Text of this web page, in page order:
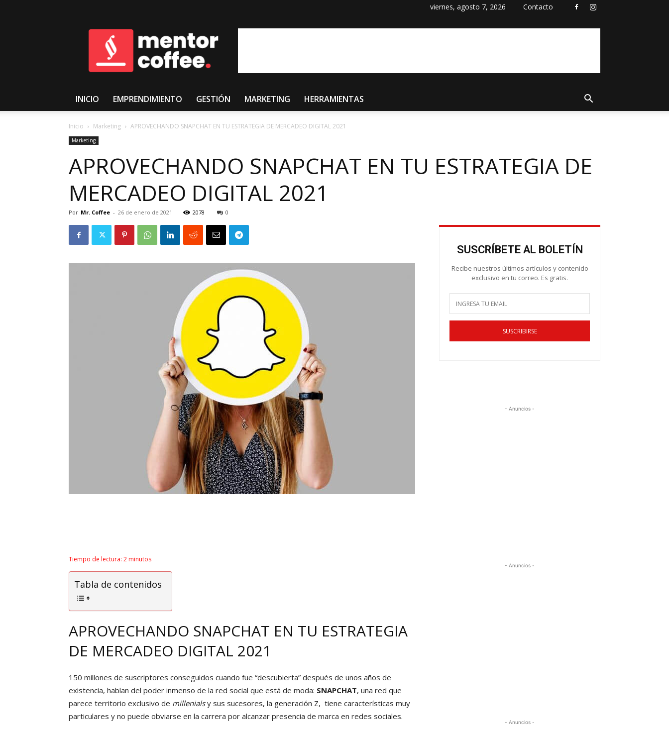
viernes, agosto 7, 2026 Contacto
𝑴𝒆𝒏𝒕𝒐𝒓𝑪𝒐𝒇𝒇𝒆𝒆
INICIO EMPRENDIMIENTO GESTIÓN MARKETING HERRAMIENTAS
Inicio Marketing APROVECHANDO SNAPCHAT EN TU ESTRATEGIA DE MERCADEO DIGITAL 2021
Marketing
APROVECHANDO SNAPCHAT EN TU ESTRATEGIA DE
MERCADEO DIGITAL 2021
Por Mr. Coffee - 26 de enero de 2021 2078 0
Tiempo de lectura: 2minutos
Tabla de contenidos
APROVECHANDO SNAPCHAT EN TU ESTRATEGIA
DE MERCADEO DIGITAL 2021
150 millones de suscriptores conseguidos cuando fue “descubierta” después de unos años de
existencia, hablan del poder inmenso de la red social que está de moda: SNAPCHAT, una red que
parece territorio exclusivo de millenialsy sus sucesores, la generación Z, tiene características muy
particulares y no puede obviarse en la carrera por alcanzar presencia de marca en redes sociales.
SUSCRÍBETE AL BOLETÍN
Recibe nuestros últimos artículos y contenido
exclusivo en tu correo. Es gratis.
SUSCRIBIRSE
- Anuncios -
- Anuncios -
- Anuncios -